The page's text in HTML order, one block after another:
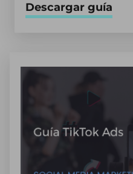
Descargar guía